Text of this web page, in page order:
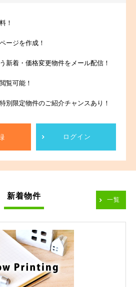
！
ージを作成！
新着・価格変更物件をメール配信！
覧可能！
別限定物件のご紹介チャンスあり！
ログイン
新着物件 一覧